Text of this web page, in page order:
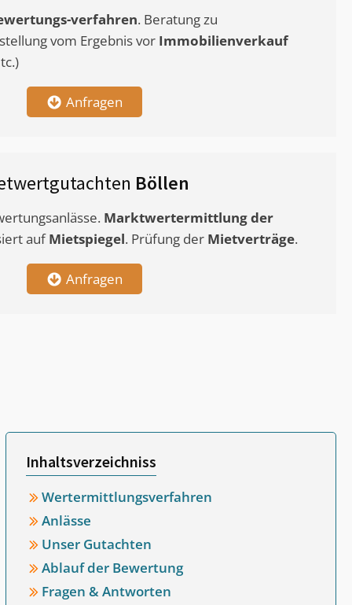
verfahren. Beratung zu
vom Ergebnis vor Immobilienverkauf
Anfragen
Böllen
Marktwertermittlungder
aufMietspiegel. Prüfung der Mietverträge.
Anfragen
Inhaltsverzeichniss
Wertermittlungsverfahren
Anlässe
Unser Gutachten
Ablauf der Bewertung
Fragen & Antworten